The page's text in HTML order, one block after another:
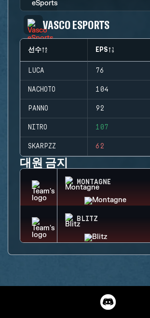
VASCO ESPORTS
선수 EPS
LUCA 76
NACHOTO 104
PANNO 92
NITRO 107
SKARPZZ 62
대원 금지
MONTAGNE
BLITZ